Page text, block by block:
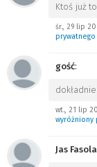
Ktoś już
śr., 29 lip
gość:
dokładnie
wt., 21 lip
wyróżniony
Jas Fasola